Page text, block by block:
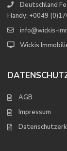
Deutschland
Handy: +0049
info@wickis-
Wickis
AGB
Impressum